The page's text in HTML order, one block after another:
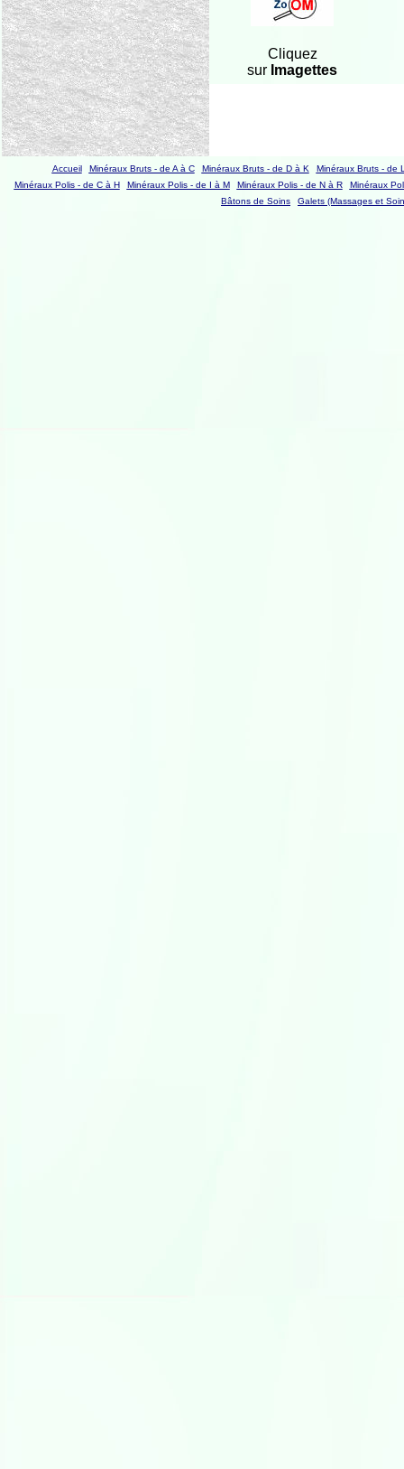
Cliquez
sur Imagettes
Accueil Minéraux Bruts - de A à C Minéraux Bruts - de D à K
Minéraux Bruts - de
Minéraux Polis - de C à H
Minéraux Polis - de I à M Minéraux Polis - de N à R
Minéraux
Bâtons de Soins
Galets (Massages et